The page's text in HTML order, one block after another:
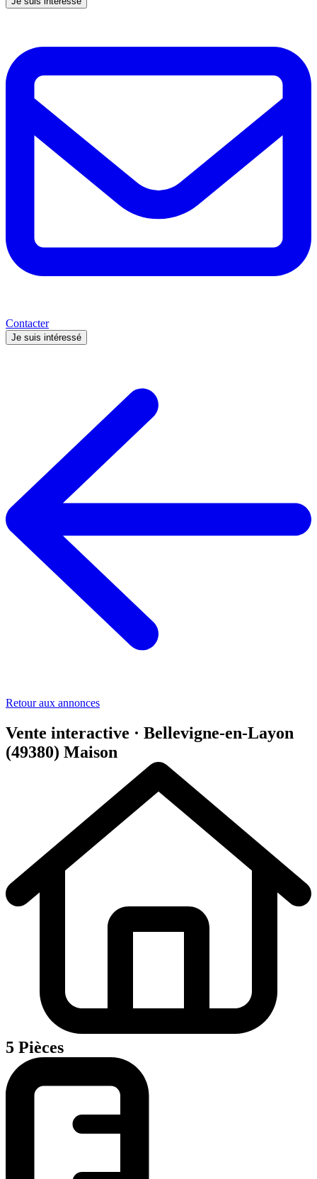
Contacter
Je suis intéressé
Retour aux annonces
Vente interactive · Bellevigne-en-Layon
(49380) Maison
5 Pièces